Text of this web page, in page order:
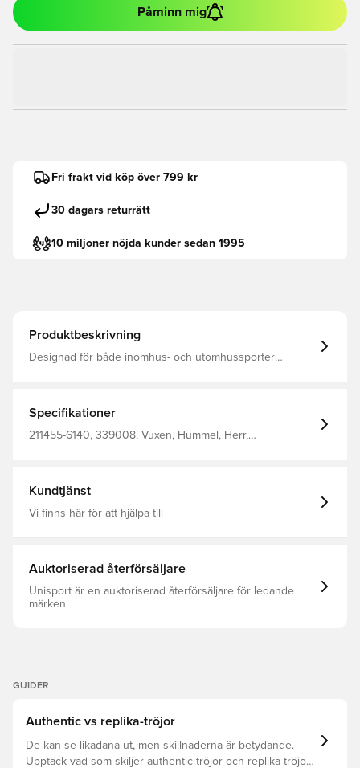
Påminn mig
Fri frakt vid köp över 799 kr
30 dagars returrätt
10 miljoner nöjda kunder sedan 1995
Produktbeskrivning
Designad för både inomhus- och utomhussporter
vare hög andningsförmåga och snabbtorkande
Specifikationer
211455-6140, 339008, Vuxen, Hummel, Herr,
Kundtjänst
Vi finns här för att hjälpa till
Auktoriserad återförsäljare
Unisport är en auktoriserad återförsäljare för ledande
märken
GUIDER
Authentic vs replika-tröjor
De kan se likadana ut, men skillnaderna är betydande.
Upptäck vad som skiljer authentic-tröjor och replika-tröjor